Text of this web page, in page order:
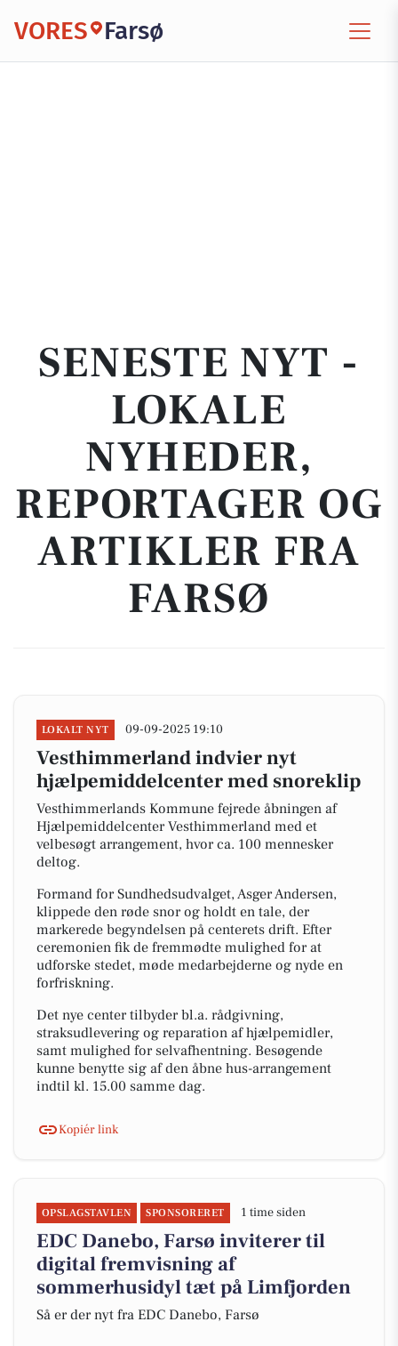
VORES Farsø
SENESTE NYT -
LOKALE
NYHEDER,
REPORTAGER OG
ARTIKLER FRA
FARSØ
LOKALT NYT 09-09-2025 19:10
Vesthimmerland indvier nyt
hjælpemiddelcenter med snoreklip
Vesthimmerlands Kommune fejrede åbningen af
Hjælpemiddelcenter Vesthimmerland med et
velbesøgt arrangement, hvor ca. 100 mennesker
deltog.
Formand for Sundhedsudvalget, Asger Andersen,
klippede den røde snor og holdt en tale, der
markerede begyndelsen på centerets drift. Efter
ceremonien fik de fremmødte mulighed for at
udforske stedet, møde medarbejderne og nyde en
forfriskning.
Det nye center tilbyder bl.a. rådgivning,
straksudlevering og reparation af hjælpemidler,
samt mulighed for selvafhentning. Besøgende
kunne benytte sig af den åbne hus-arrangement
indtil kl. 15.00 samme dag.
Kopiér link
OPSLAGSTAVLEN SPONSORERET 1 time siden
EDC Danebo, Farsø inviterer til
digital fremvisning af
sommerhusidyl tæt på Limfjorden
Så er der nyt fra EDC Danebo, Farsø